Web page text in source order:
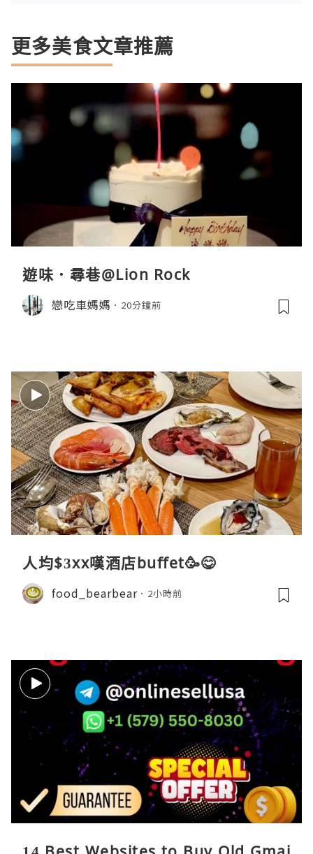
更多美食文章推薦
遊味．尋巷@Lion Rock
戀吃車媽媽 20分鐘前
人均$3xx嘆酒店buffet🥳😋
food_bearbear 2小時前